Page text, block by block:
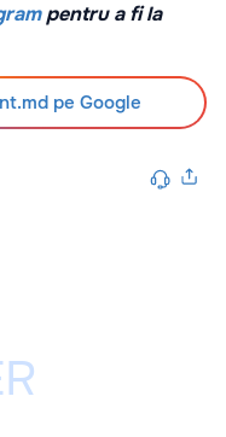
pentru a fi la
pe Google